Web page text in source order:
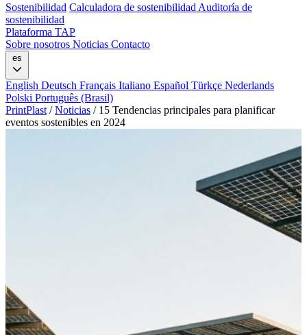
Sostenibilidad Calculadora de sostenibilidad Auditoría de
sostenibilidad
Plataforma TAP
Sobre nosotros Noticias Contacto
es
English Deutsch Français Italiano Español Türkçe Nederlands
Polski Português (Brasil)
PrintPlast / Noticias / 15 Tendencias principales para planificar
eventos sostenibles en 2024